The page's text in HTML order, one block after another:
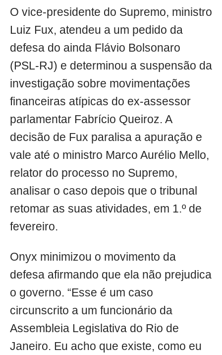
O vice-presidente do Supremo, ministro
Luiz Fux, atendeu a um pedido da
defesa do ainda Flávio Bolsonaro
(PSL-RJ) e determinou a suspensão da
investigação sobre movimentações
financeiras atípicas do ex-assessor
parlamentar Fabrício Queiroz. A
decisão de Fux paralisa a apuração e
vale até o ministro Marco Aurélio Mello,
relator do processo no Supremo,
analisar o caso depois que o tribunal
retomar as suas atividades, em 1.º de
fevereiro.
Onyx minimizou o movimento da
defesa afirmando que ela não prejudica
o governo. “Esse é um caso
circunscrito a um funcionário da
Assembleia Legislativa do Rio de
Janeiro. Eu acho que existe, como eu